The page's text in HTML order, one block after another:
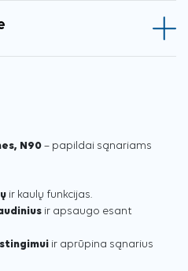
N90 – papildai sąnariams
ir kaulų funkcijas.
ir apsaugo esant
ir aprūpina sąnarius